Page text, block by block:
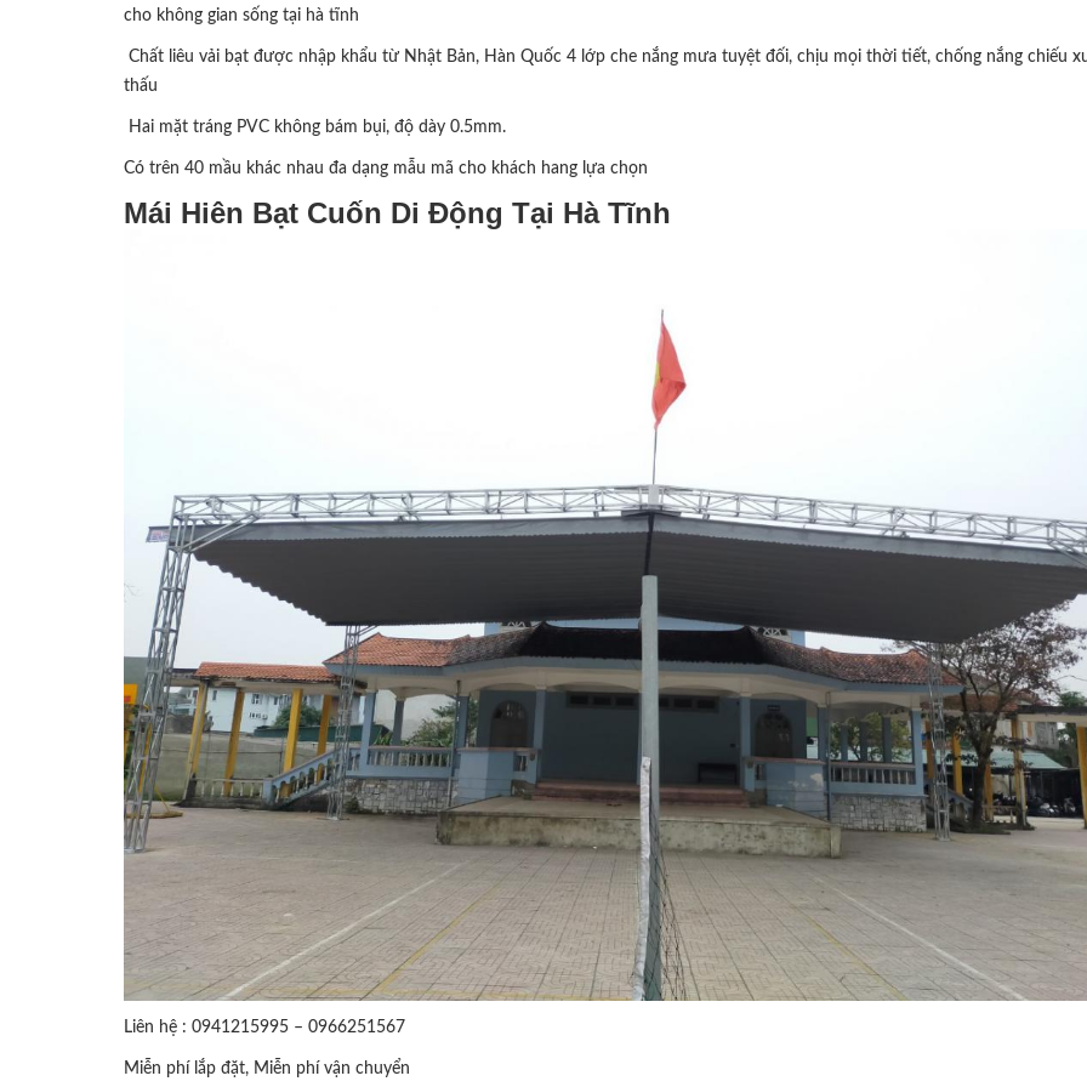
cho không gian sống tại hà tĩnh
Chất liêu vải bạt được nhập khẩu từ Nhật Bản, Hàn Quốc 4 lớp che nắng mưa tuyệt đối, chịu mọi thời tiết, chống nắng chiếu
thấu
Hai mặt tráng PVC không bám bụi, độ dày 0.5mm.
Có trên 40 mầu khác nhau đa dạng mẫu mã cho khách hang lựa chọn
Mái Hiên Bạt Cuốn Di Động Tại Hà Tĩnh
Liên hệ : 0941215995 – 0966251567
Miễn phí lắp đặt, Miễn phí vận chuyển